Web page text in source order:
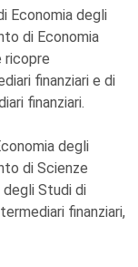
Economia degli
di Economia
ricopre
finanziari e di
finanziari.
degli
di Scienze
Studi di
finanziari,